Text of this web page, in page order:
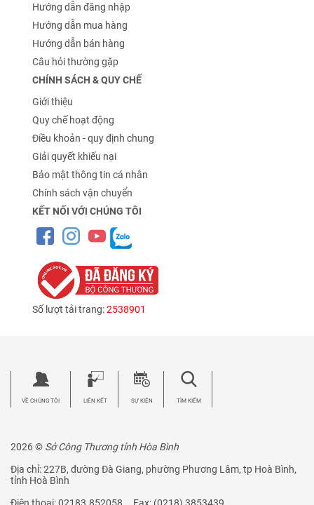
Hướng dẫn đăng nhập
Hướng dẫn mua hàng
Hướng dẫn bán hàng
Câu hỏi thường gặp
CHÍNH SÁCH & QUY CHẾ
Giới thiệu
Quy chế hoạt động
Điều khoản - quy định chung
Giải quyết khiếu nại
Bảo mật thông tin cá nhân
Chính sách vận chuyển
KẾT NỐI VỚI CHÚNG TÔI
Số lượt tải trang:2538901
2026 © Sở Công Thương tỉnh Hòa Bình
Địa chỉ: 227B, đường Đà Giang, phường Phương Lâm, tp Hoà Bình,
tỉnh Hoà Bình
VỀ CHÚNG TÔI LIÊN KẾT SỰ KIỆN TÌM KIẾM